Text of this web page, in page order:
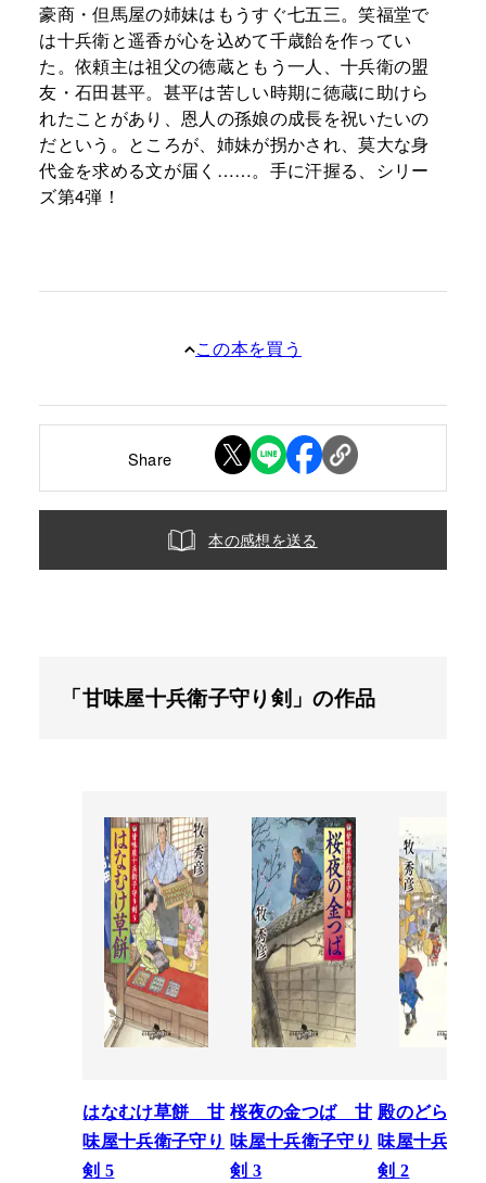
豪商・但馬屋の姉妹はもうすぐ七五三。笑福堂で
は十兵衛と遥香が心を込めて千歳飴を作ってい
た。依頼主は祖父の徳蔵ともう一人、十兵衛の盟
友・石田甚平。甚平は苦しい時期に徳蔵に助けら
れたことがあり、恩人の孫娘の成長を祝いたいの
だという。ところが、姉妹が拐かされ、莫大な身
代金を求める文が届く……。手に汗握る、シリー
ズ第4弾！
この本を買う
Share
本の感想を送る
「甘味屋十兵衛子守り剣」の作品
はなむけ草餅 甘
味屋十兵衛子守り
剣 5
桜夜の金つば 甘
味屋十兵衛子守り
剣 3
殿のどら焼
味屋十兵衛
剣 2